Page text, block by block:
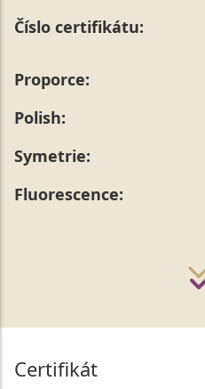
Číslo certifikátu:
Proporce:
Polish:
Symetrie:
Fluorescence:
Certifikát